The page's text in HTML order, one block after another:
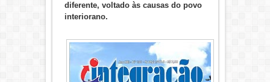
diferente, voltado às causas do povo
interiorano.